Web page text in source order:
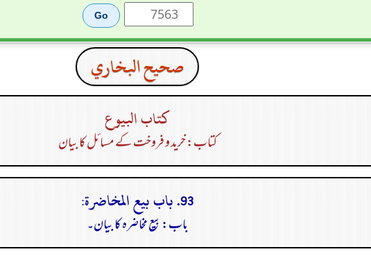
صحيح البخاري
كتاب البيوع
کتاب: خرید و فروخت کے مسائل کا بیان
93. باب بيع المخاضرة:
باب: بیع مخاضرہ کا بیان۔